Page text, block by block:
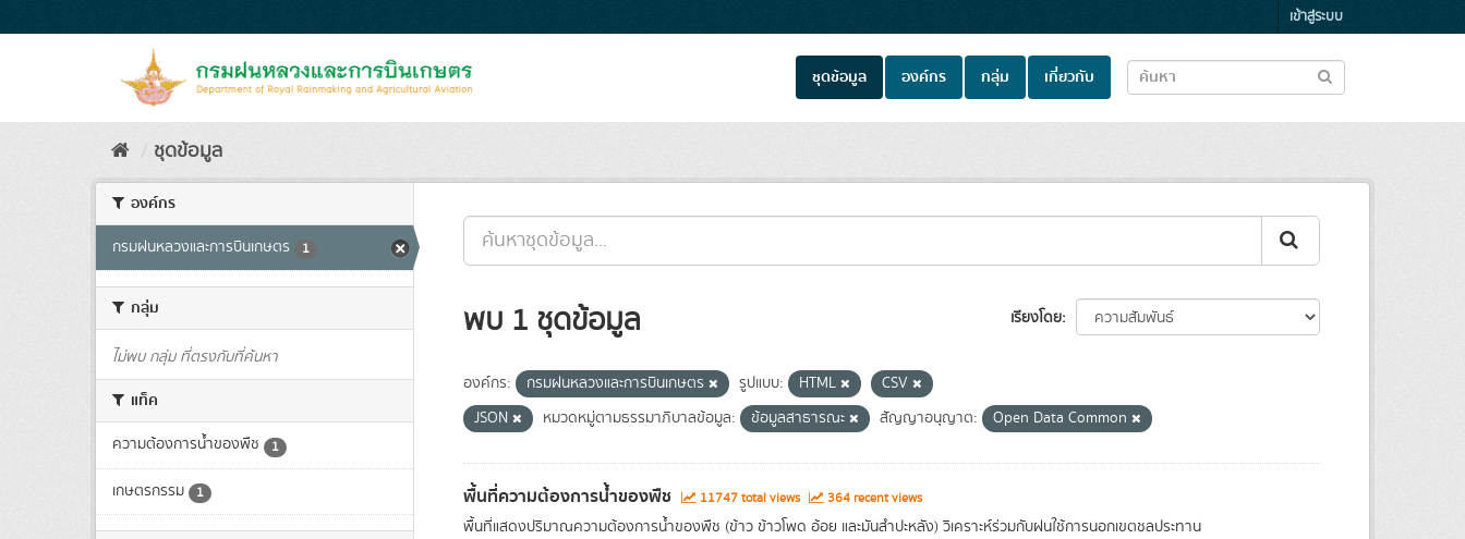
to
เข้าสู่ระบบ
ชุดข้อมูล องค์กร กลุ่ม เกี่ยวกับ
ชุดข้อมูล
องค์กร
กรมฝนหลวงและการบินเกษตร 1
กลุ่ม
ไม่พบ กลุ่ม ที่ตรงกับที่ค้นหา
แท็ค
ความต้องการน้ำของพืช 1
เกษตรกรรม 1
เรียงโดย
พบ 1 ชุดข้อมูล
องค์กร: กรมฝนหลวงและการบินเกษตร รูปแบบ: HTML
CSV
JSON
หมวดหมู่ตามธรรมาภิบาลข้อมูล: ข้อมูลสาธารณะ สัญญาอนุญาต: Open Data Common
พื้นที่ความต้องการน้ำของพืช 11747 total views 364 recent views
พื้นที่แสดงปริมาณความต้องการน้ำของพืช (ข้าว ข้าวโพด อ้อย และมันสำปะหลัง) วิเคราะห์ร่วมกับฝนใช้การนอกเขตชลประทาน